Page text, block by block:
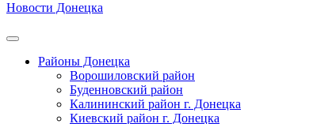
Новости Донецка
Районы Донецка
Ворошиловский район
Буденновский район
Калининский район г. Донецка
Киевский район г. Донецка